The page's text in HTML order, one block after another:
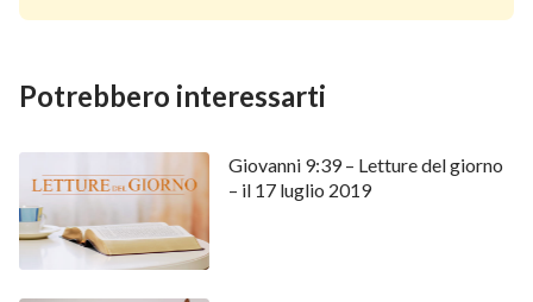
Potrebbero interessarti
Giovanni 9:39 – Letture del giorno
– il 17 luglio 2019